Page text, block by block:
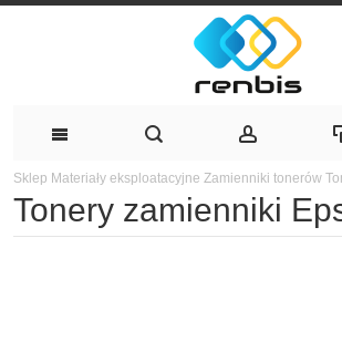
Sklep Materiały eksploatacyjne Zamienniki tonerów
Tonery zamienniki